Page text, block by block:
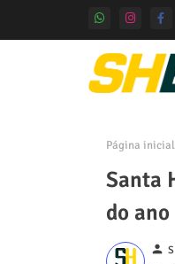
Página inicial
Santa
do ano
person